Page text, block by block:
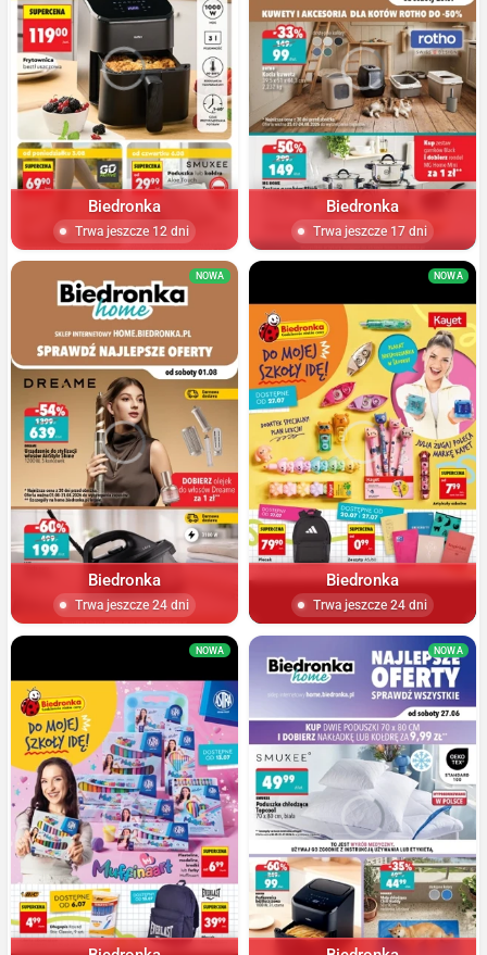
Biedronka
Trwa jeszcze 12 dni
Biedronka
Trwa jeszcze 17 dni
NOWA
Biedronka
Trwa jeszcze 24 dni
NOWA
Biedronka
Trwa jeszcze 24 dni
NOWA NOWA